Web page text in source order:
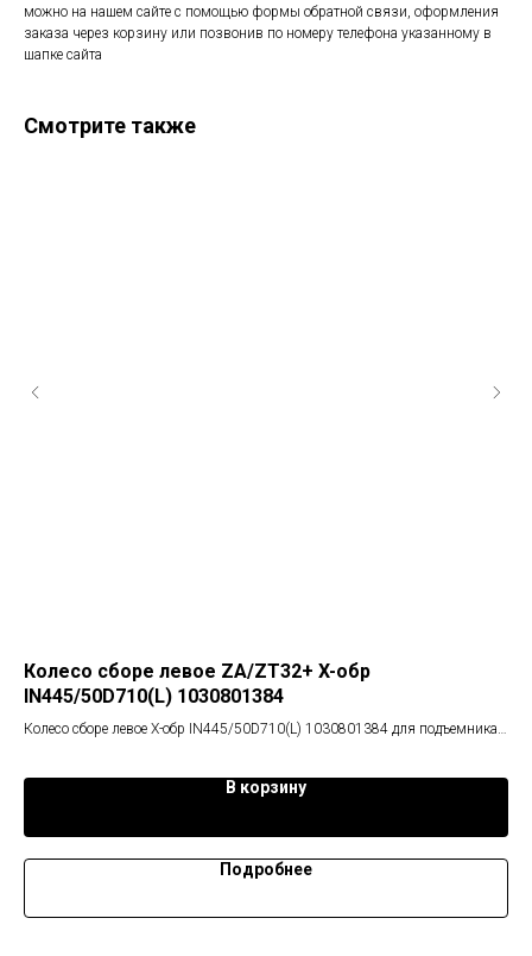
можно на нашем сайте с помощью формы обратной связи, оформления
заказа через корзину или позвонив по номеру телефона указанному в
шапке сайта
Смотрите также
Колесо сборе левое ZA/ZT32+ X-обр
IN445/50D710(L) 1030801384
Колесо сборе левое X-обр IN445/50D710(L) 1030801384 для подъемника
В корзину
Подробнее